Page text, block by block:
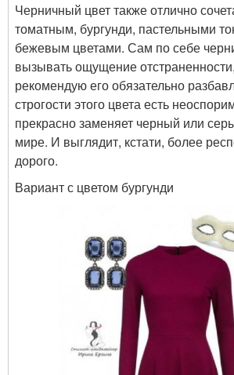
Черничный цвет также отлично
томатным, бургунди, пастельными
бежевым цветами. Сам по себе
вызывать ощущение
рекомендую его обязательно
строгости этого цвета есть
прекрасно заменяет черный или
мире. И выглядит, кстати, более
дорого.
Вариант с цветом бургунди